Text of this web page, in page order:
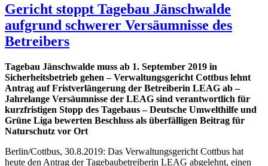
Gericht stoppt Tagebau Jänschwalde
aufgrund schwerer Versäumnisse des
Betreibers
Tagebau Jänschwalde muss ab 1. September 2019 in
Sicherheitsbetrieb gehen – Verwaltungsgericht Cottbus lehnt
Antrag auf Fristverlängerung der Betreiberin LEAG ab –
Jahrelange Versäumnisse der LEAG sind verantwortlich für
kurzfristigen Stopp des Tagebaus – Deutsche Umwelthilfe und
Grüne Liga bewerten Beschluss als überfälligen Beitrag für
Naturschutz vor Ort
Berlin/Cottbus, 30.8.2019: Das Verwaltungsgericht Cottbus hat
heute den Antrag der Tagebaubetreiberin LEAG abgelehnt, einen